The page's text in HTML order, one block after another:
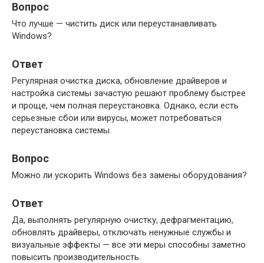
Вопрос
Что лучше — чистить диск или переустанавливать
Windows?
Ответ
Регулярная очистка диска, обновление драйверов и
настройка системы зачастую решают проблему быстрее
и проще, чем полная переустановка. Однако, если есть
серьезные сбои или вирусы, может потребоваться
переустановка системы.
Вопрос
Можно ли ускорить Windows без замены оборудования?
Ответ
Да, выполнять регулярную очистку, дефрагментацию,
обновлять драйверы, отключать ненужные службы и
визуальные эффекты — все эти меры способны заметно
повысить производительность.